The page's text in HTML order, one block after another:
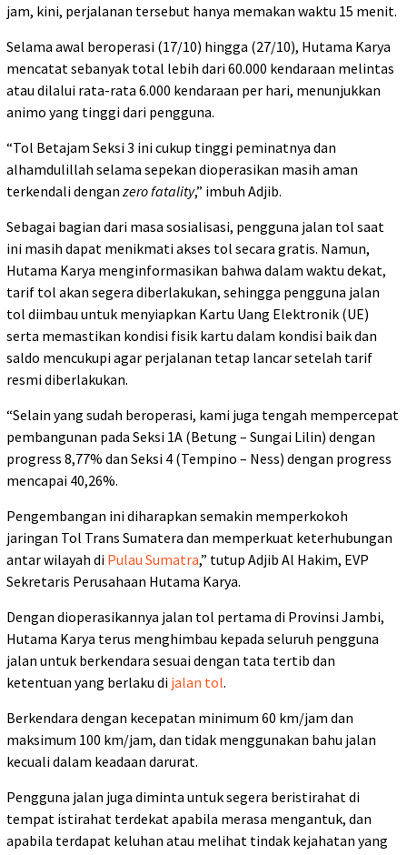
jam, kini, perjalanan tersebut hanya memakan waktu 15 menit.
Selama awal beroperasi (17/10) hingga (27/10), Hutama Karya
mencatat sebanyak total lebih dari 60.000 kendaraan melintas
atau dilalui rata-rata 6.000 kendaraan per hari, menunjukkan
animo yang tinggi dari pengguna.
“Tol Betajam Seksi 3 ini cukup tinggi peminatnya dan
alhamdulillah selama sepekan dioperasikan masih aman
terkendali dengan zero fatality,” imbuh Adjib.
Sebagai bagian dari masa sosialisasi, pengguna jalan tol saat
ini masih dapat menikmati akses tol secara gratis. Namun,
Hutama Karya menginformasikan bahwa dalam waktu dekat,
tarif tol akan segera diberlakukan, sehingga pengguna jalan
tol diimbau untuk menyiapkan Kartu Uang Elektronik (UE)
serta memastikan kondisi fisik kartu dalam kondisi baik dan
saldo mencukupi agar perjalanan tetap lancar setelah tarif
resmi diberlakukan.
“Selain yang sudah beroperasi, kami juga tengah mempercepat
pembangunan pada Seksi 1A (Betung – Sungai Lilin) dengan
progress 8,77% dan Seksi 4 (Tempino – Ness) dengan progress
mencapai 40,26%.
Pengembangan ini diharapkan semakin memperkokoh
jaringan Tol Trans Sumatera dan memperkuat keterhubungan
antar wilayah di Pulau Sumatra,” tutup Adjib Al Hakim, EVP
Sekretaris Perusahaan Hutama Karya.
Dengan dioperasikannya jalan tol pertama di Provinsi Jambi,
Hutama Karya terus menghimbau kepada seluruh pengguna
jalan untuk berkendara sesuai dengan tata tertib dan
ketentuan yang berlaku di jalan tol.
Berkendara dengan kecepatan minimum 60 km/jam dan
maksimum 100 km/jam, dan tidak menggunakan bahu jalan
kecuali dalam keadaan darurat.
Pengguna jalan juga diminta untuk segera beristirahat di
tempat istirahat terdekat apabila merasa mengantuk, dan
apabila terdapat keluhan atau melihat tindak kejahatan yang